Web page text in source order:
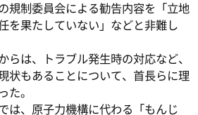
規制委員会による勧告内容を「立地
を果たしていない」などと非難し
は、トラブル発生時の対応など、
状もあることについて、首長らに理
た。
は、原子力機構に代わる「もんじ